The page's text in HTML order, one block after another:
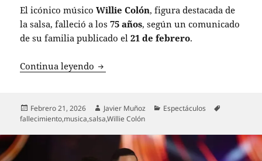
El icónico músicoWillie Colón, figura destacada de
la salsa, falleció a los75 años, según un comunicado
de su familia publicado el21 de febrero.
Continua leyendo La salsa llora la pérdida de Willie
Publicado
el
Febrero 21, 2026 Autor
Javier Muñoz Categorías
Espectáculos
fallecimiento,musica,salsa,Willie Colón